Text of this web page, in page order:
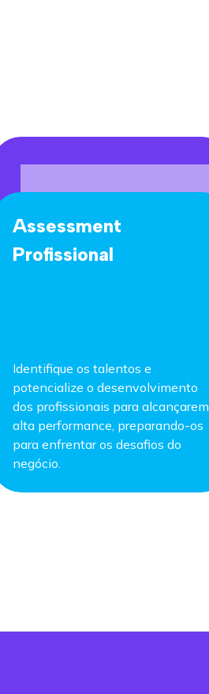
Assessment
Profissional
Identifique os talentos e
potencialize o desenvolvimento
dos profissionais para alcançarem
alta performance, preparando-os
para enfrentar os desafios do
negócio.